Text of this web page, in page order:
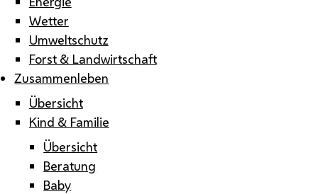
Wetter
Umweltschutz
Forst & Landwirtschaft
Zusammenleben
Übersicht
Kind & Familie
Übersicht
Beratung
Baby